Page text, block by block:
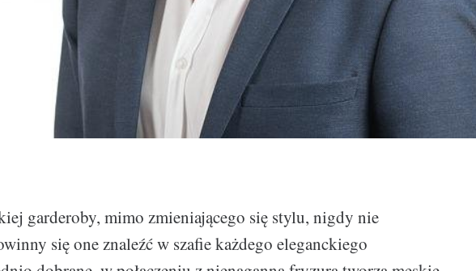
garderoby, mimo zmieniającego się stylu, nigdy nie
się one znaleźć w szafie każdego eleganckiego